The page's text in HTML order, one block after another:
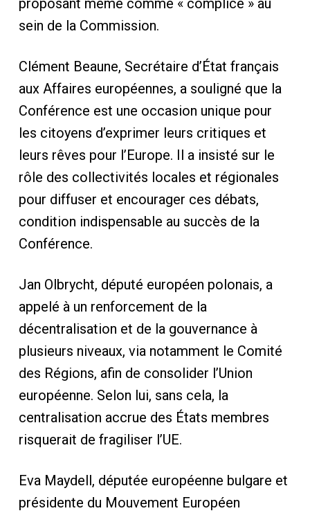
proposant même comme « complice » au
sein de la Commission.
Clément Beaune, Secrétaire d’État français
aux Affaires européennes, a souligné que la
Conférence est une occasion unique pour
les citoyens d’exprimer leurs critiques et
leurs rêves pour l’Europe. Il a insisté sur le
rôle des collectivités locales et régionales
pour diffuser et encourager ces débats,
condition indispensable au succès de la
Conférence.
Jan Olbrycht, député européen polonais, a
appelé à un renforcement de la
décentralisation et de la gouvernance à
plusieurs niveaux, via notamment le Comité
des Régions, afin de consolider l’Union
européenne. Selon lui, sans cela, la
centralisation accrue des États membres
risquerait de fragiliser l’UE.
Eva Maydell, députée européenne bulgare et
présidente du Mouvement Européen